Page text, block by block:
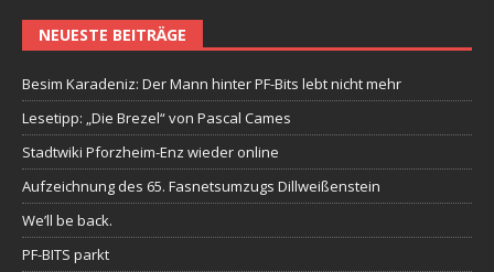
NEUESTE BEITRÄGE
Besim Karadeniz: Der Mann hinter PF-Bits lebt nicht mehr
Lesetipp: „Die Brezel“ von Pascal Cames
Stadtwiki Pforzheim-Enz wieder online
Aufzeichnung des 65. Fasnetsumzugs Dillweißenstein
We’ll be back.
PF-BITS parkt